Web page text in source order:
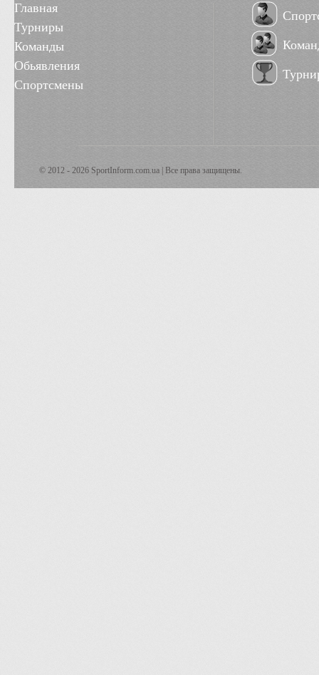
Главная
Турниры
Команды
Обьявления
Спортсмены
© 2012 - 2026 SportInform.com.ua | Все права защищены.